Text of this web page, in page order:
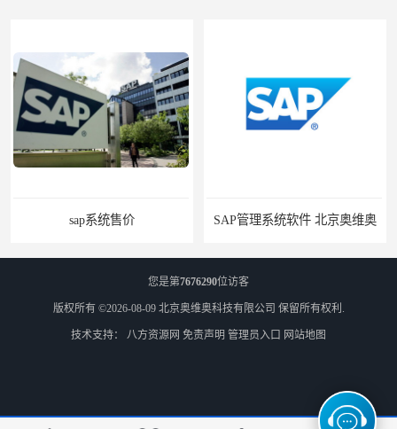
sap系统售价 SAP管理系统软件 北京奥维奥
您是第7676290位访客
版权所有 ©2026-08-09 北京奥维奥科技有限公司 保留所有权利.
技术支持： 八方资源网 免责声明 管理员入口 网站地图